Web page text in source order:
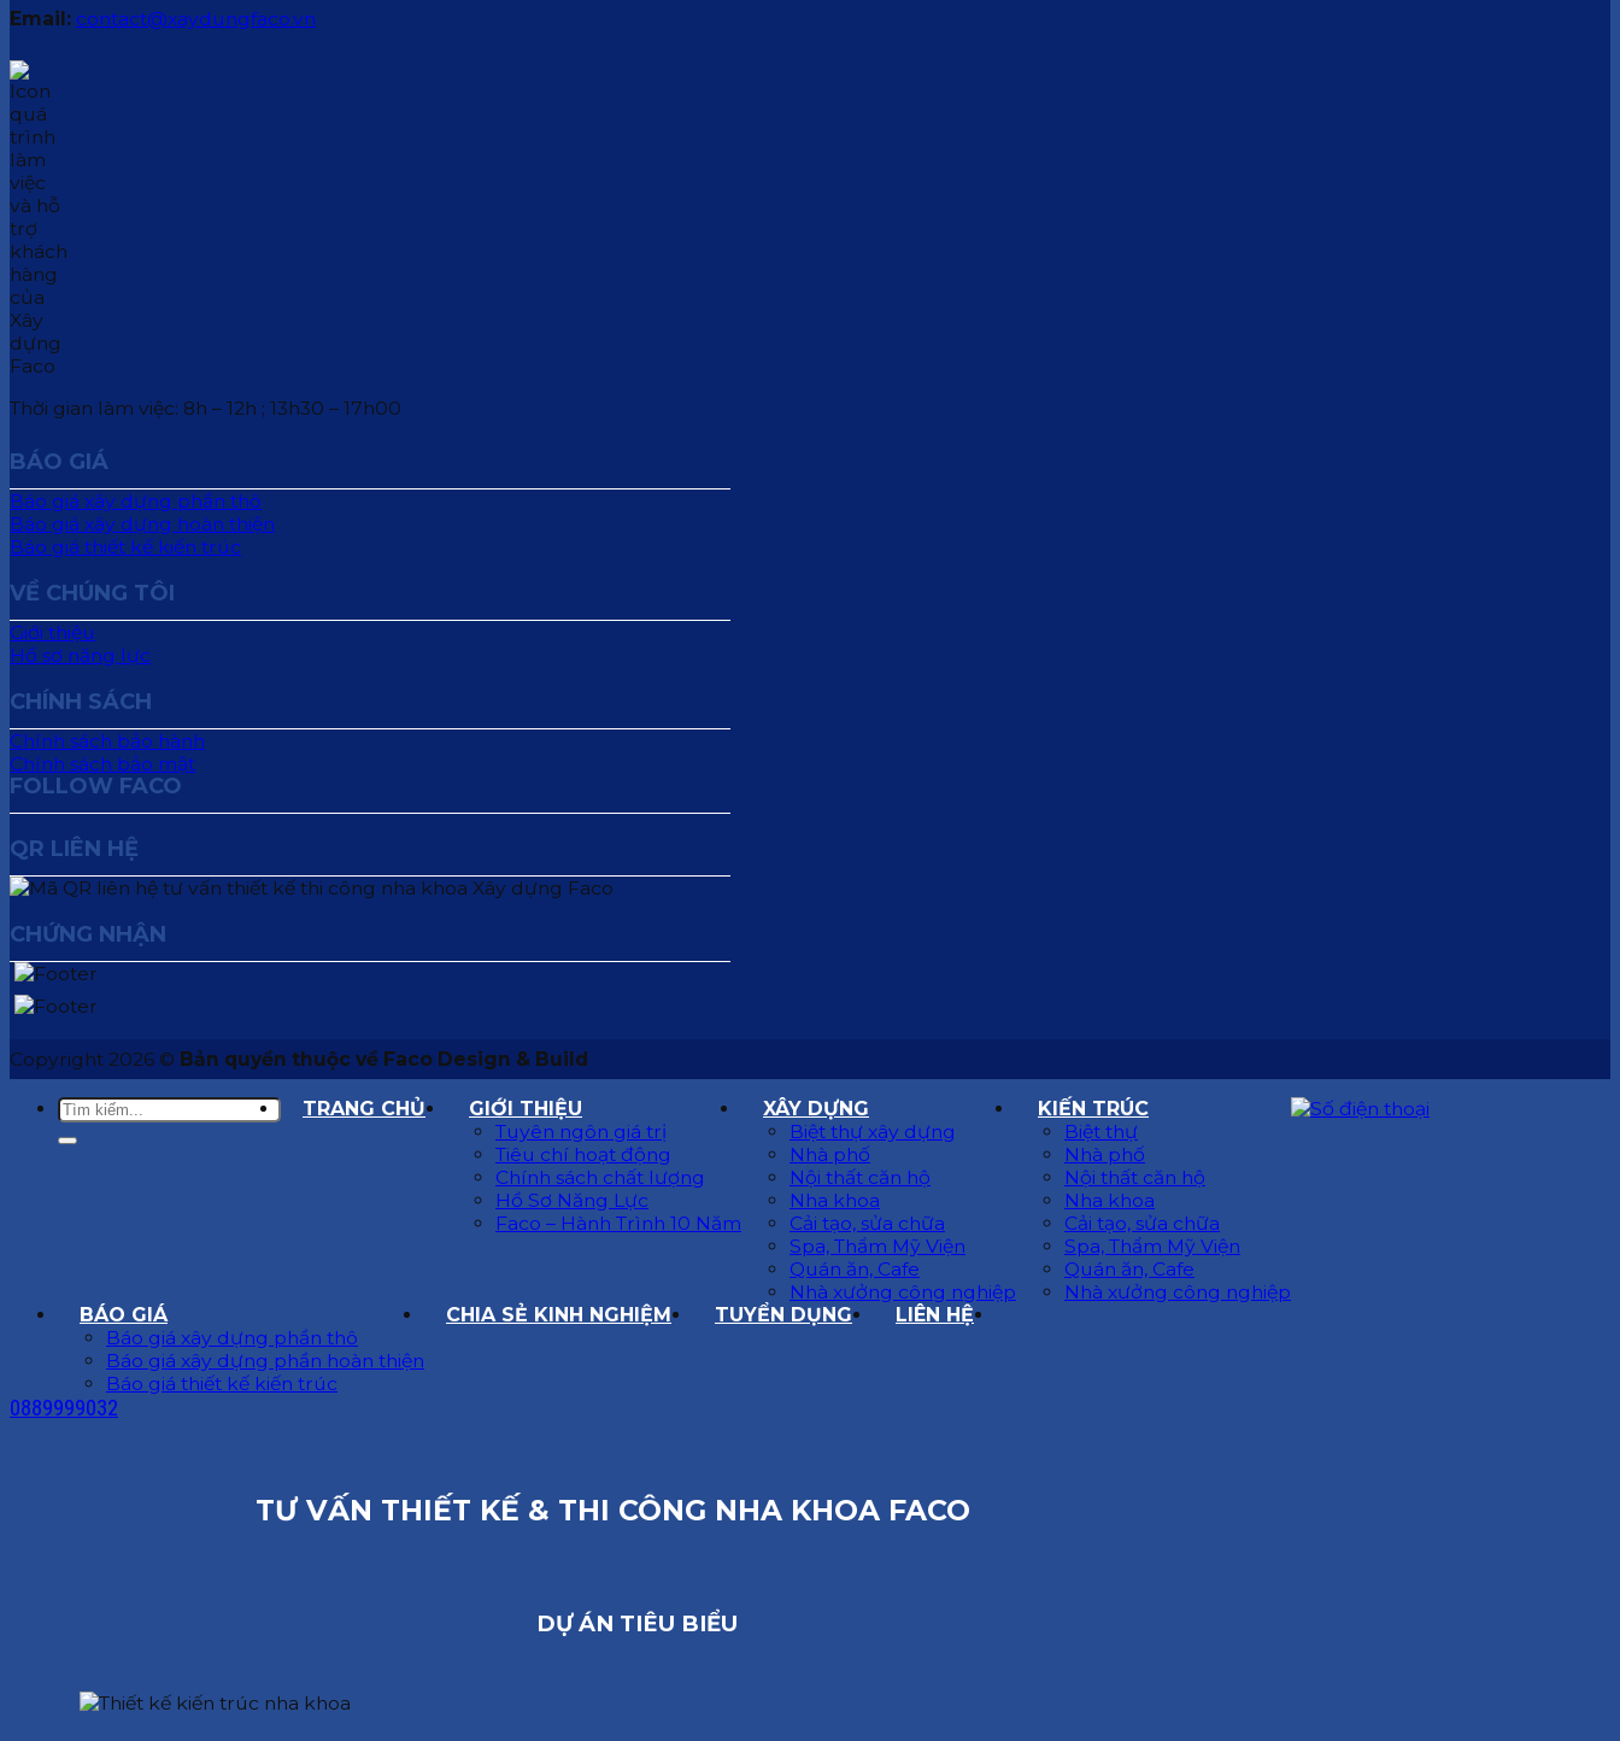
Email: contact@xaydungfaco.vn
Thời gian làm việc: 8h – 12h ; 13h30 – 17h00
BÁO GIÁ
Báo giá xây dựng phần thô
Báo giá xây dựng hoàn thiện
Báo giá thiết kế kiến trúc
VỀ CHÚNG TÔI
Giới thiệu
Hồ sơ năng lực
CHÍNH SÁCH
Chính sách bảo hành
Chính sách bảo mật
FOLLOW FACO
QR LIÊN HỆ
CHỨNG NHẬN
Copyright 2026 © Bản quyền thuộc về Faco Design & Build
TRANG CHỦ
GIỚI THIỆU
Tuyên ngôn giá trị
Tiêu chí hoạt động
Chính sách chất lượng
Hồ Sơ Năng Lực
Faco – Hành Trình 10 Năm
XÂY DỰNG
Biệt thự xây dựng
Nhà phố
Nội thất căn hộ
Nha khoa
Cải tạo, sửa chữa
Spa, Thẩm Mỹ Viện
Quán ăn, Cafe
Nhà xưởng công nghiệp
KIẾN TRÚC
Biệt thự
Nhà phố
Nội thất căn hộ
Nha khoa
Cải tạo, sửa chữa
Spa, Thẩm Mỹ Viện
Quán ăn, Cafe
Nhà xưởng công nghiệp
BÁO GIÁ
Báo giá xây dựng phần thô
Báo giá xây dựng phần hoàn thiện
Báo giá thiết kế kiến trúc
CHIA SẺ KINH NGHIỆM TUYỂN DỤNG LIÊN HỆ
0889999032
TƯ VẤN THIẾT KẾ & THI CÔNG NHA KHOA FACO
DỰ ÁN TIÊU BIỂU